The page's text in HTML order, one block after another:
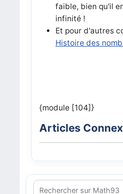
faible, bien qu'il
infinité !
Et pour d'autres
Histoire des
{module [104]}
Articles